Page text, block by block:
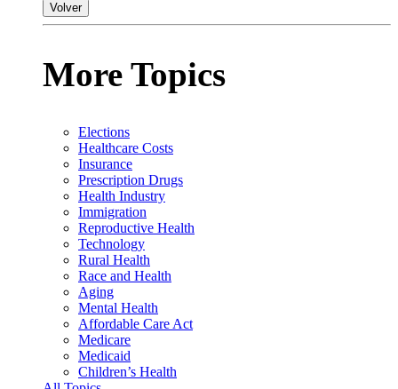
Volver
More Topics
Elections
Healthcare Costs
Insurance
Prescription Drugs
Health Industry
Immigration
Reproductive Health
Technology
Rural Health
Race and Health
Aging
Mental Health
Affordable Care Act
Medicare
Medicaid
Children’s Health